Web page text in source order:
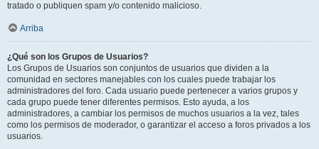
tratado o publiquen spam y/o contenido malicioso.
Arriba
¿Qué son los Grupos de Usuarios?
Los Grupos de Usuarios son conjuntos de usuarios que dividen a la
comunidad en sectores manejables con los cuales puede trabajar los
administradores del foro. Cada usuario puede pertenecer a varios grupos y
cada grupo puede tener diferentes permisos. Esto ayuda, a los
administradores, a cambiar los permisos de muchos usuarios a la vez, tales
como los permisos de moderador, o garantizar el acceso a foros privados a los
usuarios.